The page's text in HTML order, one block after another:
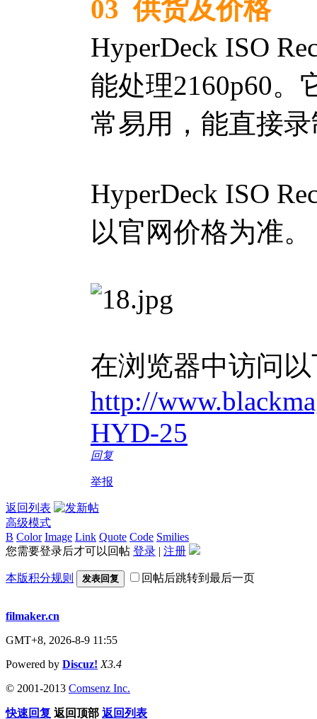
03 供货及价格
HyperDeck ISO
能处理2160p60。
常易用，能直接
HyperDeck ISO
以官网价格为准。
在浏览器中访问
http://
HYD-25
回复
举报
返回列表
高级模式
B Color Image Link Quote Code Smilies
您需要登录后才可以回帖 登录 | 注册
本版积分规则 发表回复 回帖后跳转到最后一页
filmaker.cn
GMT+8, 2026-8-9 11:55
Powered by Discuz! X3.4
© 2001-2013 Comsenz Inc.
快速回复 返回顶部 返回列表